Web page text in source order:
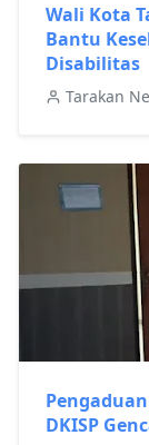
Wali Kota
Bantu
Disabilitas
Tarakan
DKISP